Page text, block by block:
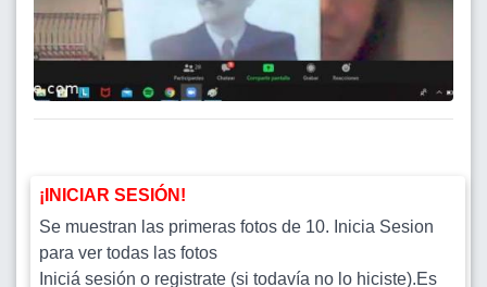
¡INICIAR SESIÓN!
Se muestran las primeras fotos de 10. Inicia Sesion
para ver todas las fotos
Iniciá sesión o registrate (si todavía no lo hiciste).Es